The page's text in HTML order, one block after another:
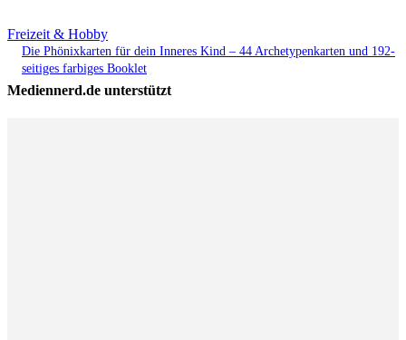
Freizeit & Hobby
Die Phönixkarten für dein Inneres Kind – 44 Archetypenkarten und 192-
seitiges farbiges Booklet
Mediennerd.de unterstützt